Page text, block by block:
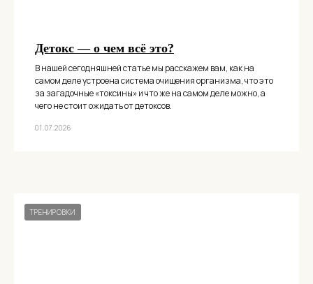
Детокс — о чем всё это?
В нашей сегодняшней статье мы расскажем вам, как на
самом деле устроена система очищения организма, что это
за загадочные «токсины» и что же на самом деле можно, а
чего не стоит ожидать от детоксов.
01.07.2026
ТРЕНИРОВКИ